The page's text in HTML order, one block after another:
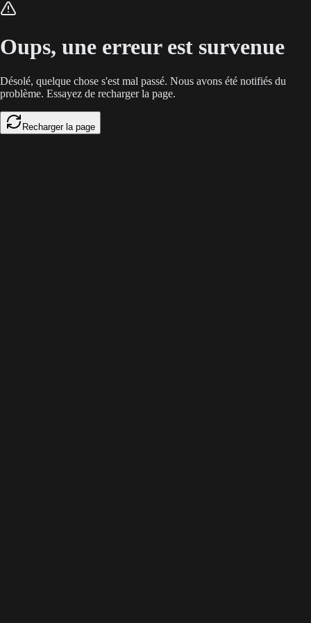
L'itération vidéo IA est coûteuse à cause des hallucinations visuelles.
Oups, une erreur est survenue
Désolé, quelque chose s'est mal passé. Nous avons été notifiés du
problème. Essayez de recharger la page.
Recharger la page